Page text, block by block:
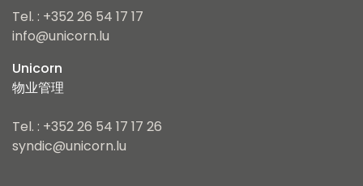
Tel. : +352 26 54 17 17
info@unicorn.lu
Unicorn
物业管理
Tel. : +352 26 54 17 17 26
syndic@unicorn.lu